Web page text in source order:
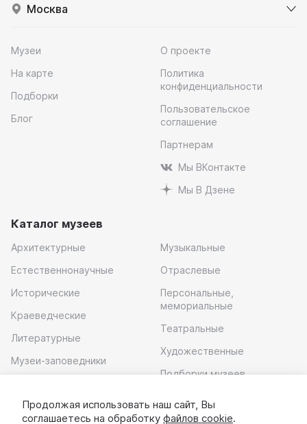
Москва
Музеи
На карте
Подборки
Блог
О проекте
Политика
конфиденциальности
Пользовательское
соглашение
Партнерам
Мы ВКонтакте
Мы В Дзене
Каталог музеев
Архитектурные
Естественнонаучные
Исторические
Краеведческие
Литературные
Музеи-заповедники
Музыкальные
Отраслевые
Персональные,
мемориальные
Театральные
Художественные
Подборки музеев
Скачать приложение
Продолжая использовать наш сайт, Вы
соглашаетесь на обработку файлов cookie.